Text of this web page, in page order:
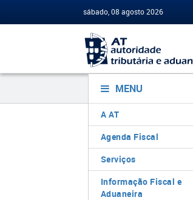
sábado, 08 agosto 2026
MENU
A AT
Agenda Fiscal
Serviços
Informação Fiscal e
Aduaneira